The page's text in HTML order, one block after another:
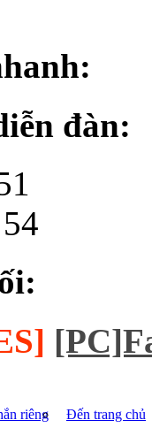
đàn:
riêng Đến trang chủ